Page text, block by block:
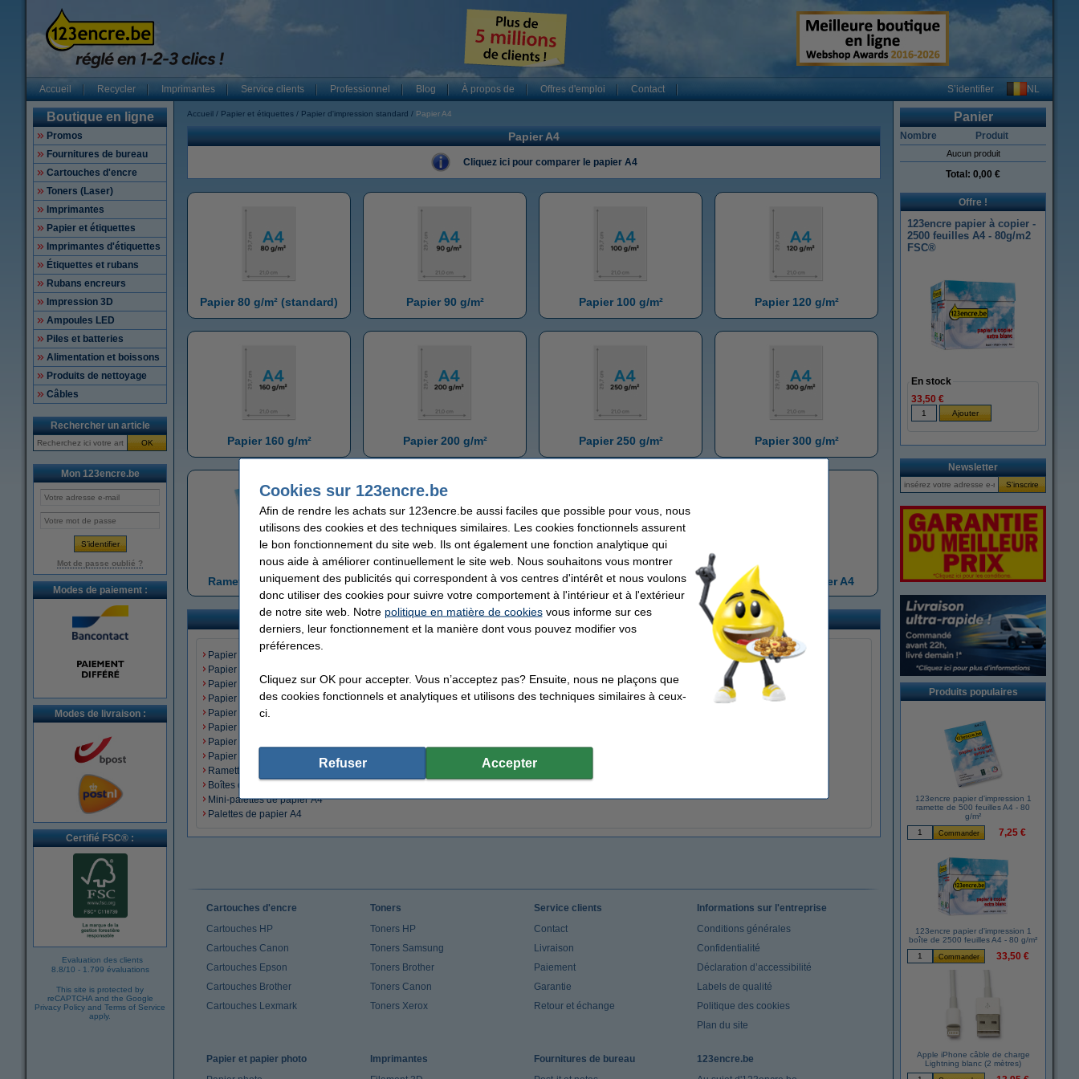
Accueil Recycler Imprimantes Service clients Professionnel Blog À propos de Offres d'emploi Contact S’identifier NL
Boutique en ligne
Promos
Fournitures de bureau
Cartouches d'encre
Toners (Laser)
Imprimantes
Papier et étiquettes
Imprimantes d'étiquettes
Étiquettes et rubans
Rubans encreurs
Impression 3D
Ampoules LED
Piles et batteries
Alimentation et boissons
Produits de nettoyage
Câbles
Rechercher un article
OK
Mon 123encre.be
Mot de passe oublié ?
Modes de paiement :
Modes de livraison :
Certifié FSC® :
Evaluation des clients
8.8/10 - 1.799 évaluations
This site is protected by
reCAPTCHA and the Google
Privacy Policy and Terms of Service
apply.
Accueil Papier et étiquettes Papier d'impression standard Papier A4
Papier A4
Cliquez ici pour comparer le papier A4
Papier 80 g/m² (standard) Papier 90 g/m² Papier 100 g/m² Papier 120 g/m²
Papier 160 g/m² Papier 200 g/m² Papier 250 g/m² Papier 300 g/m²
Ramettes de papier A4 Boîtes de papier A4 Mini-palettes de papier A4 Palettes de papier A4
Papier A4
Papier 80 g/m² (standard)
Papier 90 g/m²
Papier 100 g/m²
Papier 120 g/m²
Papier 160 g/m²
Papier 200 g/m²
Papier 250 g/m²
Papier 300 g/m²
Ramettes de papier A4
Boîtes de papier A4
Mini-palettes de papier A4
Palettes de papier A4
Panier
Nombre Produit
Aucun produit
Total: 0,00 €
Offre !
123encre papier à copier -
2500 feuilles A4 - 80g/m2
FSC®
En stock
33,50 €
Newsletter
Produits populaires
123encre papier d'impression 1
ramette de 500 feuilles A4 - 80
g/m²
7,25 €
123encre papier d'impression 1
boîte de 2500 feuilles A4 - 80 g/m²
33,50 €
Apple iPhone câble de charge
Lightning blanc (2 mètres)
Cartouches d'encre
Cartouches HP
Cartouches Canon
Cartouches Epson
Cartouches Brother
Cartouches Lexmark
Toners
Toners HP
Toners Samsung
Toners Brother
Toners Canon
Toners Xerox
Service clients
Contact
Livraison
Paiement
Garantie
Retour et échange
Informations sur l'entreprise
Conditions générales
Confidentialité
Déclaration d’accessibilité
Labels de qualité
Politique des cookies
Plan du site
Papier et papier photo
Imprimantes
Fournitures de bureau
123encre.be
Cookies sur 123encre.be
Afin de rendre les achats sur 123encre.be aussi faciles que possible pour vous, nous
utilisons des cookies et des techniques similaires. Les cookies fonctionnels assurent
le bon fonctionnement du site web. Ils ont également une fonction analytique qui
nous aide à améliorer continuellement le site web. Nous souhaitons vous montrer
uniquement des publicités qui correspondent à vos centres d'intérêt et nous voulons
donc utiliser des cookies pour suivre votre comportement à l'intérieur et à l'extérieur
de notre site web. Notre politique en matière de cookiesvous informe sur ces
derniers, leur fonctionnement et la manière dont vous pouvez modifier vos
préférences.
Cliquez sur OK pour accepter. Vous n’acceptez pas? Ensuite, nous ne plaçons que
des cookies fonctionnels et analytiques et utilisons des techniques similaires à ceux-
ci.
Refuser Accepter